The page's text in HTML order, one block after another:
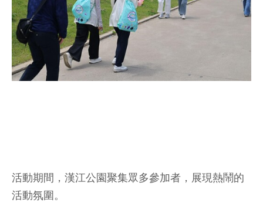
活動期間，漢江公園聚集眾多參加者，展現熱鬧的
活動氛圍。